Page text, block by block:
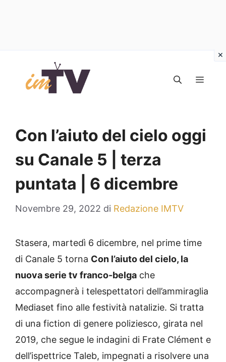
contenuto
Con l’aiuto del cielo oggi
su Canale 5 | terza
puntata | 6 dicembre
Novembre 29, 2022 di Redazione IMTV
Stasera, martedì 6 dicembre, nel prime time
di Canale 5 torna Con l’aiuto del cielo, la
nuova serie tv franco-belga che
accompagnerà i telespettatori dell’ammiraglia
Mediaset fino alle festività natalizie. Si tratta
di una fiction di genere poliziesco, girata nel
2019, che segue le indagini di Frate Clément e
dell’ispettrice Taleb, impegnati a risolvere una